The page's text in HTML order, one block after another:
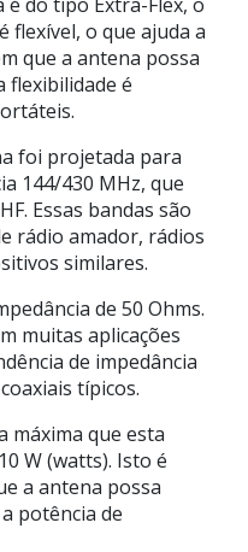
flexível, o que ajuda a
que a antena possa
flexibilidade é
foi projetada para
144/430 MHz, que
Essas bandas são
rádio amador, rádios
similares.
de 50 Ohms.
muitas aplicações
de impedância
típicos.
máxima que esta
W (watts). Isto é
a antena possa
potência de